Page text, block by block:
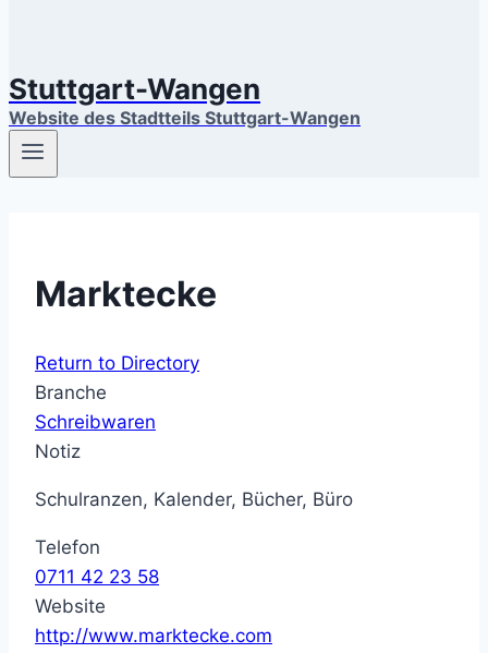
Stuttgart-Wangen
Website des Stadtteils Stuttgart-Wangen
Marktecke
Return to Directory
Branche
Schreibwaren
Notiz
Schulranzen, Kalender, Bücher, Büro
Telefon
0711 42 23 58
Website
http://www.marktecke.com